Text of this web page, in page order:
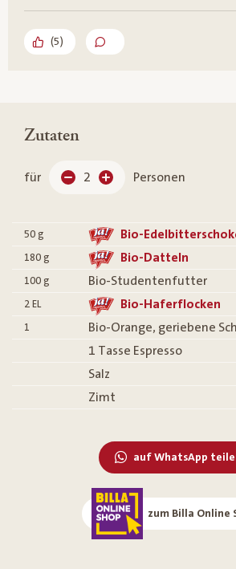
(5)
Zutaten
für 2 Personen
50 g Bio-
180 g Bio-Datteln
100 g Bio-Studentenfutter
2 EL Bio-Haferflocken
1
Bio-Orange, geriebene
1 Tasse Espresso
Salz
Zimt
auf WhatsApp
zum Billa Online